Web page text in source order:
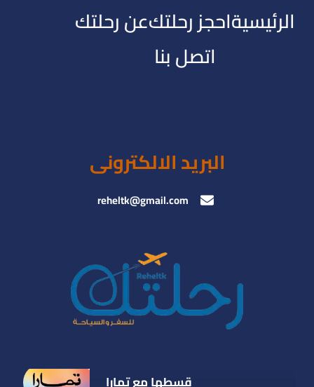
الرئيسيةاحجز رحلتكعن رحلتك
اتصل بنا
البريد الالكترونى
reheltk@gmail.com
قسطها مع تمارا